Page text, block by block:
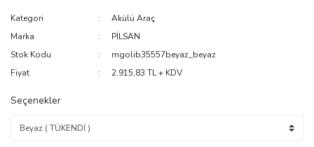
Kategori
Akülü Araç
Marka
PİLSAN
Stok Kodu
mgolib35557beyaz_beyaz
Fiyat
2.915,83 TL + KDV
Seçenekler